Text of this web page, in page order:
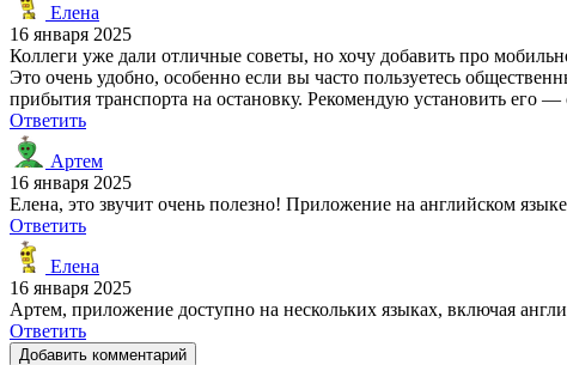
Елена
16 января 2025
Коллеги уже дали отличные советы, но хочу добавить про
Это очень удобно, особенно если вы часто пользуетесь
прибытия транспорта на остановку. Рекомендую установить его —
Ответить
Артем
16 января 2025
Елена, это звучит очень полезно! Приложение на английском
Ответить
Елена
16 января 2025
Артем, приложение доступно на нескольких языках, включая
Ответить
Добавить комментарий